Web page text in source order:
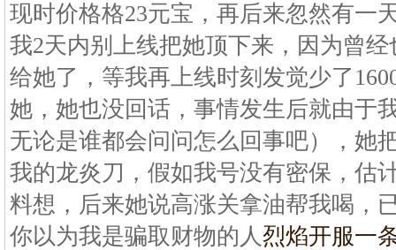
现时价格格23元宝，再后来忽然有一
我2天内别上线把她顶下来，因为曾
给她了，等我再上线时刻发觉少了
她，她也没回话，事情发生后就由于
无论是谁都会问问怎么回事吧），她
我的龙炎刀，假如我号没有密保，估
料想，后来她说高涨关拿油帮我喝，
你以为我是骗取财物的人烈焰开服一